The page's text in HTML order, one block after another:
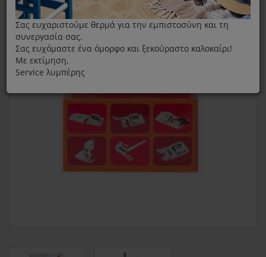
Σας ευχαριστούμε θερμά για την εμπιστοσύνη και τη
συνεργασία σας.
Σας ευχόμαστε ένα όμορφο και ξεκούραστο καλοκαίρι!
Με εκτίμηση,
Service λυμπέρης